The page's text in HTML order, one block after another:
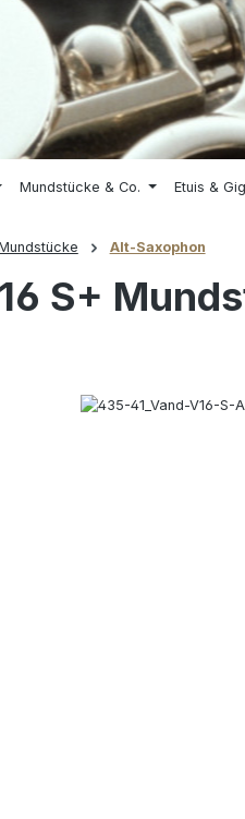
Mundstücke & Co. Etuis &
Alt-Saxophon
S+